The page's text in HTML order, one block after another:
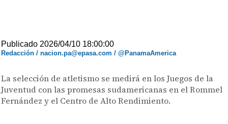
Publicado 2026/04/10 18:00:00
Redacción / nacion.pa@epasa.com / @PanamaAmerica
La selección de atletismo se medirá en los Juegos de la
Juventud con las promesas sudamericanas en el Rommel
Fernández y el Centro de Alto Rendimiento.